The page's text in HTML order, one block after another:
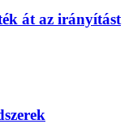
át az irányítást